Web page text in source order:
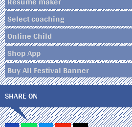
Select coaching
Online Child
Shop App
Buy All Festival Banner
SHARE ON